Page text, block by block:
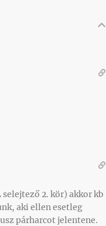
2. kör) akkor kb
aki ellen esetleg
párharcot jelentene.